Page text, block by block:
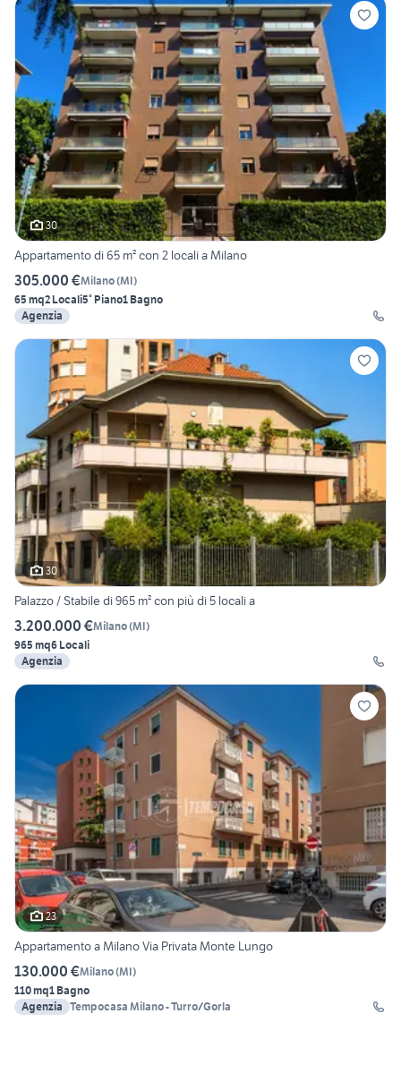
30
Appartamento di 65 m² con 2 locali a Milano
305.000 €Milano(MI)
65 mq2 Locali5° Piano1 Bagno
Agenzia
30
Palazzo / Stabile di 965 m² con più di 5 locali a
3.200.000 €Milano(MI)
965 mq6 Locali
Agenzia
23
Appartamento a Milano Via Privata Monte Lungo
130.000 €Milano(MI)
110 mq1 Bagno
Agenzia Tempocasa Milano - Turro/Gorla